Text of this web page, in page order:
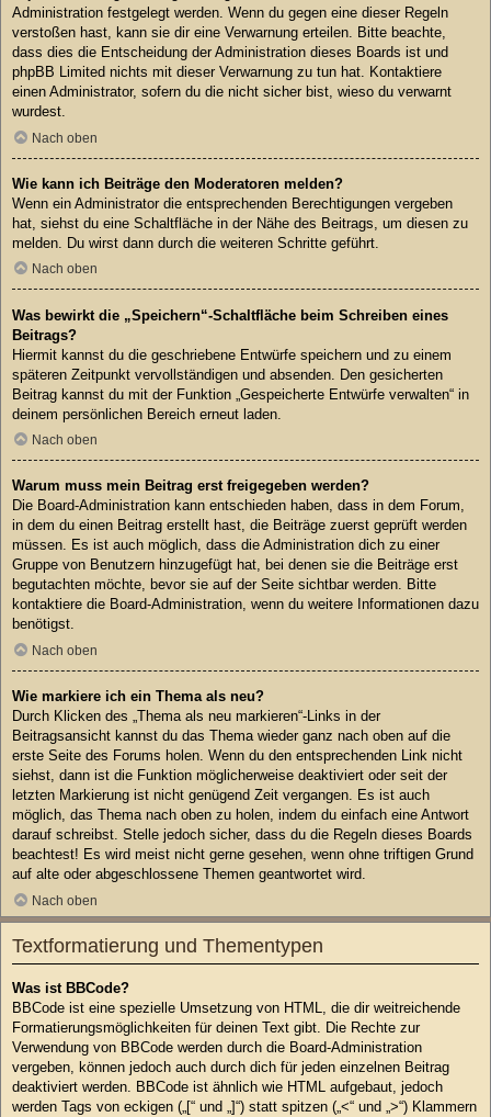
Administration festgelegt werden. Wenn du gegen eine dieser Regeln
verstoßen hast, kann sie dir eine Verwarnung erteilen. Bitte beachte,
dass dies die Entscheidung der Administration dieses Boards ist und
phpBB Limited nichts mit dieser Verwarnung zu tun hat. Kontaktiere
einen Administrator, sofern du die nicht sicher bist, wieso du verwarnt
wurdest.
Nach oben
Wie kann ich Beiträge den Moderatoren melden?
Wenn ein Administrator die entsprechenden Berechtigungen vergeben
hat, siehst du eine Schaltfläche in der Nähe des Beitrags, um diesen zu
melden. Du wirst dann durch die weiteren Schritte geführt.
Nach oben
Was bewirkt die „Speichern“-Schaltfläche beim Schreiben eines
Beitrags?
Hiermit kannst du die geschriebene Entwürfe speichern und zu einem
späteren Zeitpunkt vervollständigen und absenden. Den gesicherten
Beitrag kannst du mit der Funktion „Gespeicherte Entwürfe verwalten“ in
deinem persönlichen Bereich erneut laden.
Nach oben
Warum muss mein Beitrag erst freigegeben werden?
Die Board-Administration kann entschieden haben, dass in dem Forum,
in dem du einen Beitrag erstellt hast, die Beiträge zuerst geprüft werden
müssen. Es ist auch möglich, dass die Administration dich zu einer
Gruppe von Benutzern hinzugefügt hat, bei denen sie die Beiträge erst
begutachten möchte, bevor sie auf der Seite sichtbar werden. Bitte
kontaktiere die Board-Administration, wenn du weitere Informationen dazu
benötigst.
Nach oben
Wie markiere ich ein Thema als neu?
Durch Klicken des „Thema als neu markieren“-Links in der
Beitragsansicht kannst du das Thema wieder ganz nach oben auf die
erste Seite des Forums holen. Wenn du den entsprechenden Link nicht
siehst, dann ist die Funktion möglicherweise deaktiviert oder seit der
letzten Markierung ist nicht genügend Zeit vergangen. Es ist auch
möglich, das Thema nach oben zu holen, indem du einfach eine Antwort
darauf schreibst. Stelle jedoch sicher, dass du die Regeln dieses Boards
beachtest! Es wird meist nicht gerne gesehen, wenn ohne triftigen Grund
auf alte oder abgeschlossene Themen geantwortet wird.
Nach oben
Textformatierung und Thementypen
Was ist BBCode?
BBCode ist eine spezielle Umsetzung von HTML, die dir weitreichende
Formatierungsmöglichkeiten für deinen Text gibt. Die Rechte zur
Verwendung von BBCode werden durch die Board-Administration
vergeben, können jedoch auch durch dich für jeden einzelnen Beitrag
deaktiviert werden. BBCode ist ähnlich wie HTML aufgebaut, jedoch
werden Tags von eckigen („[“ und „]“) statt spitzen („<“ und „>“) Klammern